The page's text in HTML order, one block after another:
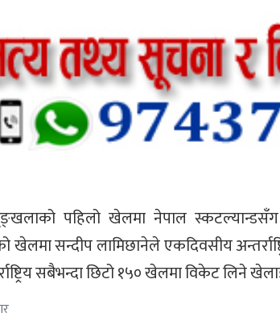
पहिलो खेलमा नेपाल
सन्दीप लामिछानेले एकदिवसीय
सबैभन्दा छिटो १५० खेलमा विकेट लिने